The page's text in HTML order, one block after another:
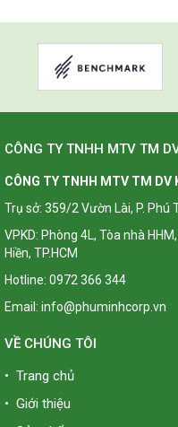
CÔNG TY TNHH MTV TM
CÔNG TY TNHH MTV TM DV
Trụ sở: 359/2 Vườn Lài, P. Phú
VPKD: Phòng 4L, Tòa nhà
Hiền, TP.HCM
Hotline: 0972 366 344
Email: info@phuminhcorp.vn
VỀ CHÚNG TÔI
• Trang chủ
• Giới thiệu